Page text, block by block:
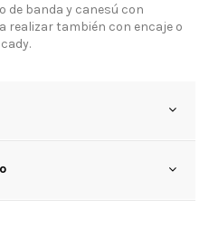
de banda y canesú con
realizar también con encaje o